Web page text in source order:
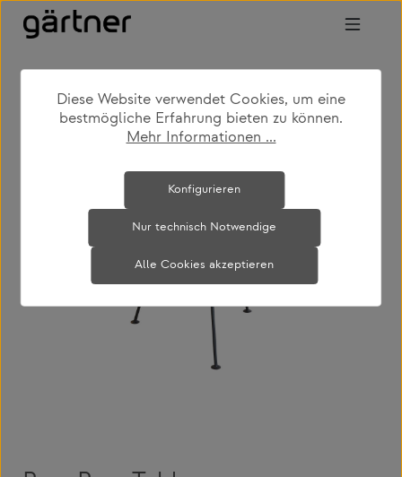
Zum Hauptinhalt springen
shop produkte
wohnen
couch- & beistelltische
Bildergalerie überspringen
Diese Website verwendet Cookies, um eine
bestmögliche Erfahrung bieten zu können.
Mehr Informationen ...
Nur technisch Notwendige
Konfigurieren
Alle Cookies akzeptieren